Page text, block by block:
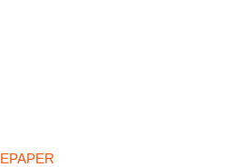
EPAPER